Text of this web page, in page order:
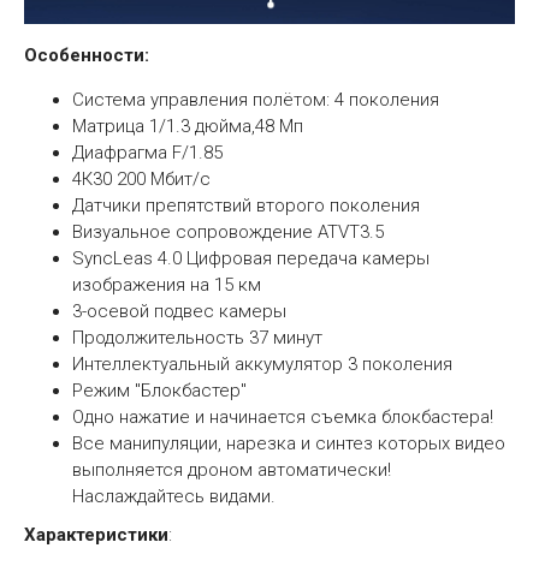
Особенности:
Система управления полётом: 4 поколения
Матрица 1/1.3 дюйма,48 Мп
Диафрагма F/1.85
4К30 200 Мбит/с
Датчики препятствий второго поколения
Визуальное сопровождение ATVT3.5
SyncLeas 4.0 Цифровая передача камеры
изображения на 15 км
3-осевой подвес камеры
Продолжительность 37 минут
Интеллектуальный аккумулятор 3 поколения
Режим ''Блокбастер''
Одно нажатие и начинается съемка блокбастера!
Все манипуляции, нарезка и синтез которых видео
выполняется дроном автоматически!
Наслаждайтесь видами.
Характеристики: